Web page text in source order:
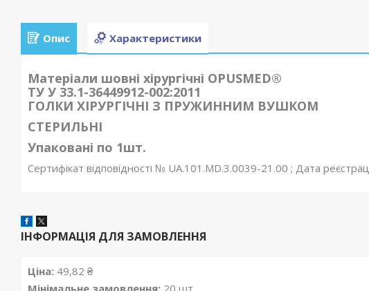
Опис Характеристики
Матеріали шовні хірургічні OPUSMED®
ТУ У 33.1-36449912-002:2011
ГОЛКИ ХІРУРГІЧНІ З ПРУЖИННИМ ВУШКОМ
СТЕРИЛЬНІ
Упаковані по 1шт.
Сертифікат відповідності № UA.101.MD.3.0039-21.00 ; Дата
ІНФОРМАЦІЯ ДЛЯ ЗАМОВЛЕННЯ
Ціна: 49,82 ₴